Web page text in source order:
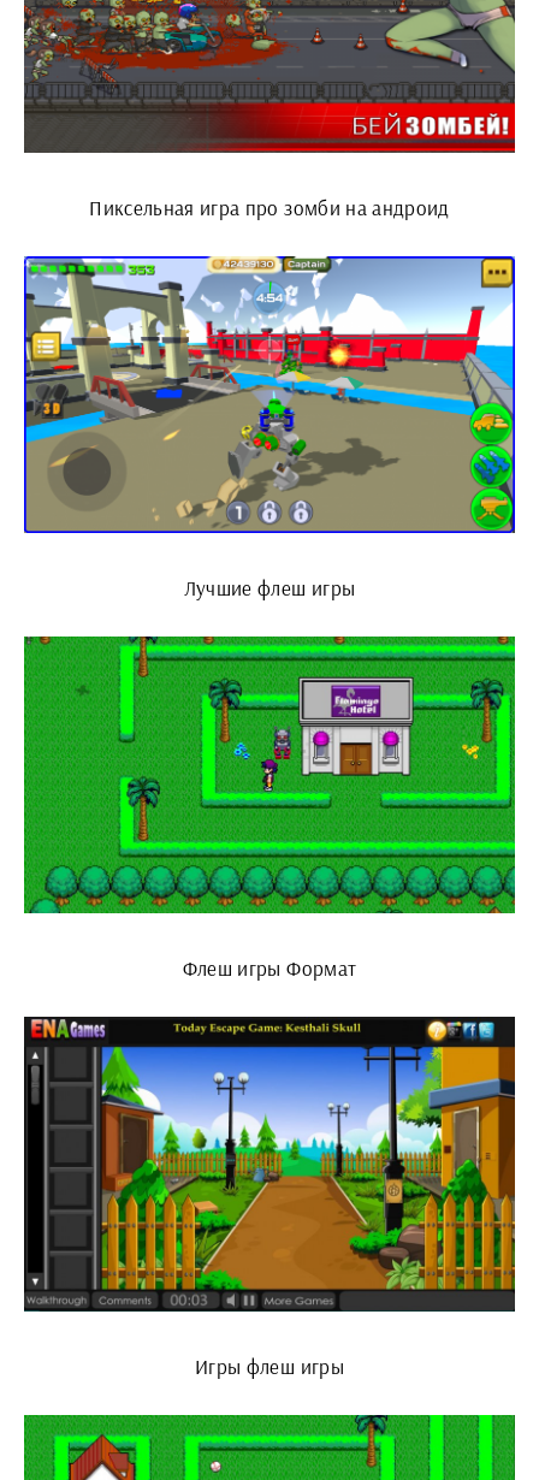
Пиксельная игра про зомби на андроид
Лучшие флеш игры
Флеш игры Формат
Игры флеш игры